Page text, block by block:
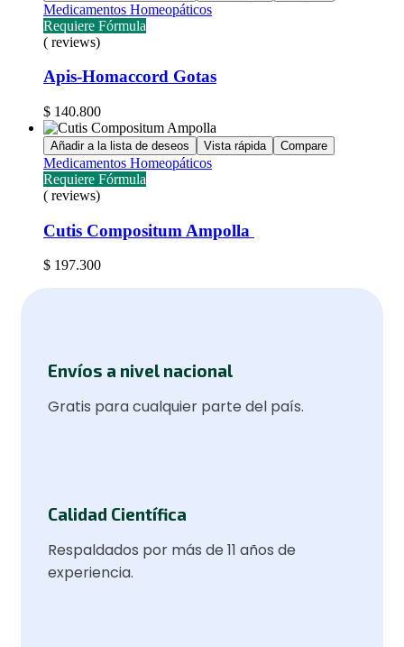
Medicamentos Homeopáticos
Requiere Fórmula
( reviews)
Apis-Homaccord Gotas
$ 140.800
Añadir a la lista de deseos Vista rápida Compare
Medicamentos Homeopáticos
Requiere Fórmula
( reviews)
Cutis Compositum Ampolla
$ 197.300
Envíos a nivel nacional
Gratis para cualquier parte del país.
Calidad Científica
Respaldados por más de 11 años de
experiencia.